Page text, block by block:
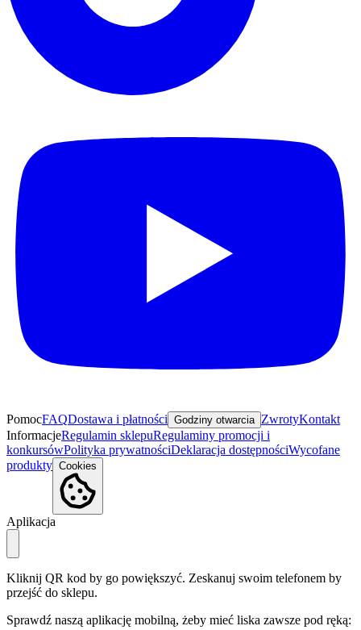
PomocFAQDostawa i płatności Godziny otwarcia ZwrotyKontakt
InformacjeRegulamin sklepuRegulaminy promocji i
konkursówPolityka prywatnościDeklaracja dostępnościWycofane
produkty Cookies
Aplikacja
Kliknij QR kod by go powiększyć. Zeskanuj swoim telefonem by
przejść do sklepu.
Sprawdź naszą aplikację mobilną, żeby mieć liska zawsze pod ręką: